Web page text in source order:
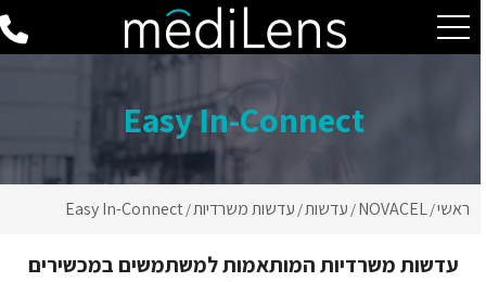
Easy In-Connect
ראשי/
NOVACEL
/ עדשות/ עדשות משרדיות/
Easy In-Connect
עדשות משרדיות המותאמות למשתמשים במכשירים